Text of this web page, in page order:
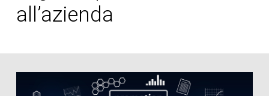
all’azienda